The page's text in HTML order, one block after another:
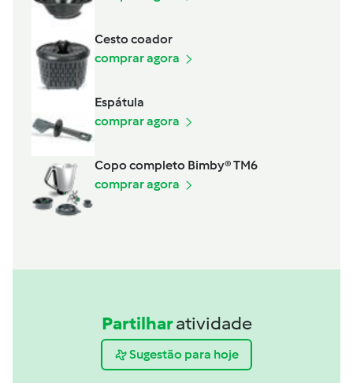
Cesto coador
comprar agora
Espátula
comprar agora
Copo completo Bimby® TM6
comprar agora
Partilharatividade
Sugestão para hoje